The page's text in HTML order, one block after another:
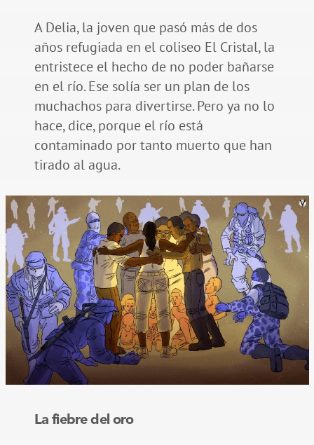
A Delia, la joven que pasó más de dos
años refugiada en el coliseo El Cristal, la
entristece el hecho de no poder bañarse
en el río. Ese solía ser un plan de los
muchachos para divertirse. Pero ya no lo
hace, dice, porque el río está
contaminado por tanto muerto que han
tirado al agua.
La fiebre del oro